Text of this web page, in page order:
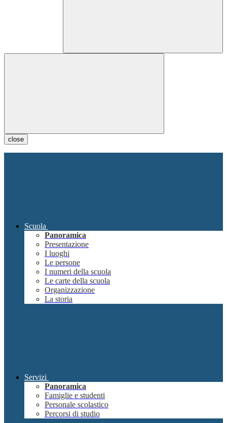
close
Scuola
Panoramica
Presentazione
I luoghi
Le persone
I numeri della scuola
Le carte della scuola
Organizzazione
La storia
Servizi
Panoramica
Famiglie e studenti
Personale scolastico
Percorsi di studio